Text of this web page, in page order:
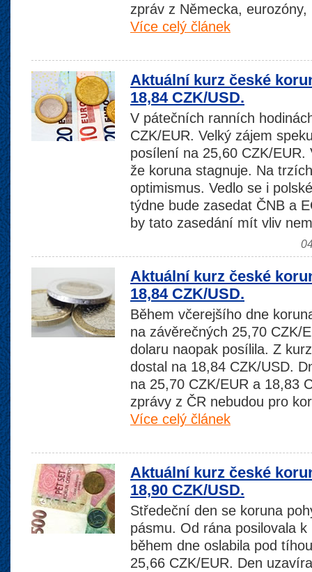
zpráv z Německa,
Více celý článek
Aktuální kurz české
18,84 CZK/USD.
V pátečních ranních
CZK/EUR. Velký zájem
posílení na 25,60 CZK/
že koruna stagnuje. Na
optimismus. Vedlo se i
týdne bude zasedat ČNB a
by tato zasedání mít vliv
Aktuální kurz české
18,84 CZK/USD.
Během včerejšího dne
na závěrečných 25,70 CZK/
dolaru naopak posílila. Z
dostal na 18,84 CZK/USD.
na 25,70 CZK/EUR a 18,83
zprávy z ČR nebudou pro
Více celý článek
Aktuální kurz české
18,90 CZK/USD.
Středeční den se koruna
pásmu. Od rána posilovala
během dne oslabila pod
25,66 CZK/EUR. Den